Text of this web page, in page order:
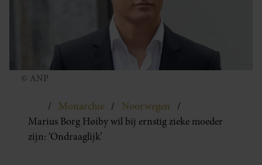
© ANP
Monarchie
Noorwegen
Marius Borg Høiby wil bij ernstig zieke moeder
zijn: ‘Ondraaglijk’